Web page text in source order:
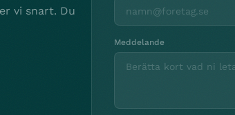
vi snart. Du
Meddelande